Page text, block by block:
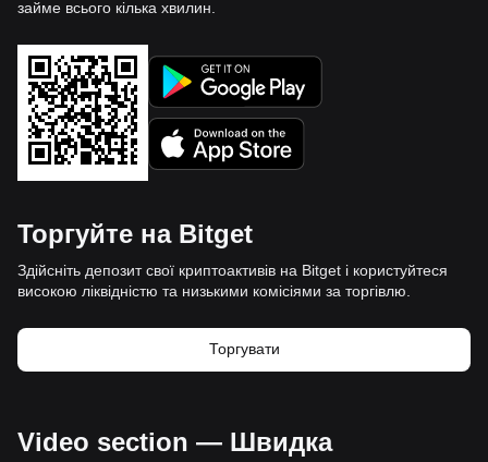
займе всього кілька хвилин.
Торгуйте на Bitget
Здійсніть депозит свої криптоактивів на Bitget і користуйтеся
високою ліквідністю та низькими комісіями за торгівлю.
Торгувати
Video section — Швидка